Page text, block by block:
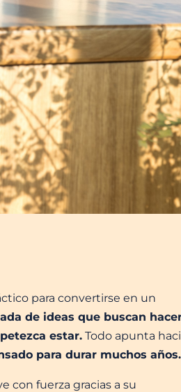
para convertirse en un
de ideas que buscan
estar. Todo apunta
para durar muchos años.
con fuerza gracias a su